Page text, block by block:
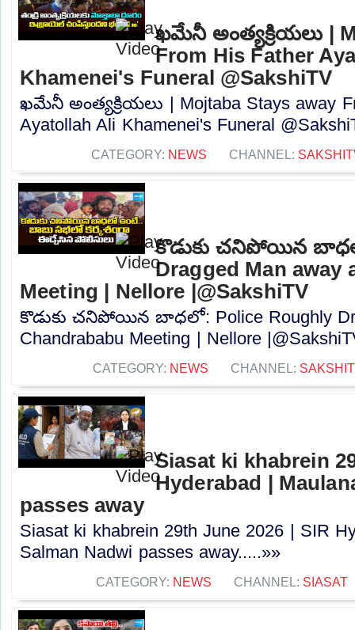
ఖమేనీ అంత్యక్రియలు |
From His Father
Khamenei's Funeral @SakshiTV
ఖమేనీ అంత్యక్రియలు | Mojtaba Stays away
Ayatollah Ali Khamenei's Funeral
CATEGORY: NEWS CHANNEL:
కొడుకు చనిపోయిన
Dragged Man away
Meeting | Nellore |@SakshiTV
కొడుకు చనిపోయిన బాధలో: Police Roughly
Chandrababu Meeting | Nellore
CATEGORY: NEWS CHANNEL:
Siasat ki khabrein
Hyderabad |
passes away
Siasat ki khabrein 29th June 2026 | SIR
Salman Nadwi passes away.....»»
CATEGORY: NEWS CHANNEL: SIASAT